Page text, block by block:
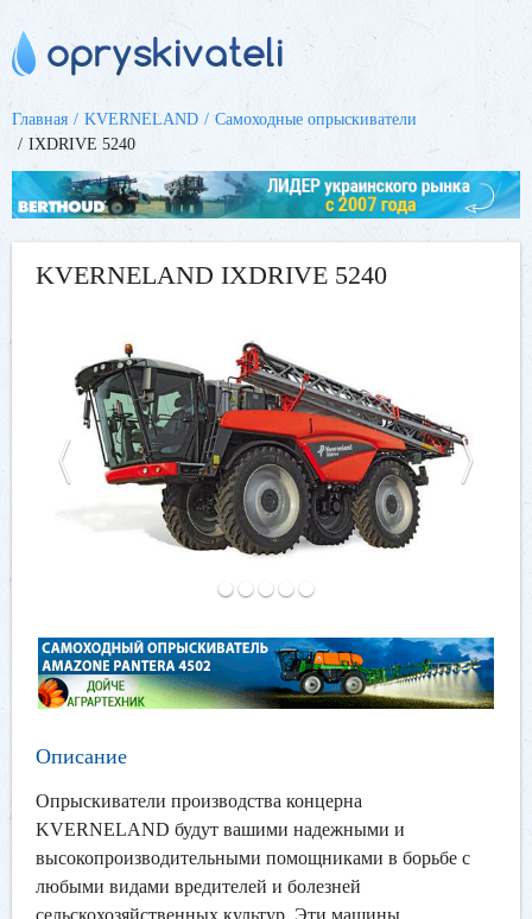
Главная KVERNELAND
Самоходные опрыскиватели
IXDRIVE 5240
KVERNELAND IXDRIVE 5240
Описание
Опрыскиватели производства концерна
KVERNELAND будут вашими надежными и
высокопроизводительными помощниками в борьбе с
любыми видами вредителей и болезней